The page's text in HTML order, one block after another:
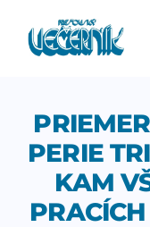
content
PERIE
KAM